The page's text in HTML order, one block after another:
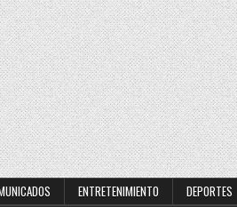
París 2024
ENTRETENIMIENTO DEPORTES